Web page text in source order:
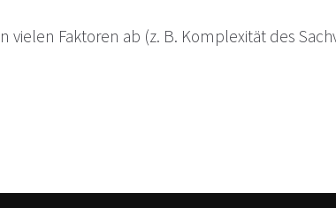
Faktoren ab (z. B. Komplexität des